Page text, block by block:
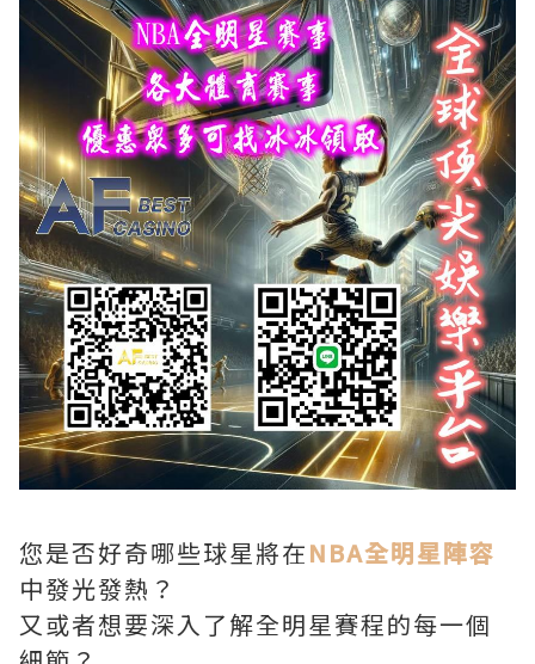
您是否好奇哪些球星將在NBA全明星陣容
中發光發熱？
又或者想要深入了解全明星賽程的每一個